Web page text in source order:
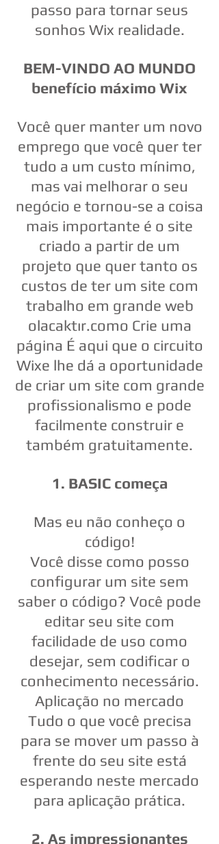
passo para tornar seus
sonhos Wix realidade.
BEM-VINDO AO MUNDO
benefício máximo Wix
Você quer manter um novo
emprego que você quer ter
tudo a um custo mínimo,
mas vai melhorar o seu
negócio e tornou-se a coisa
mais importante é o site
criado a partir de um
projeto que quer tanto os
custos de ter um site com
trabalho em grande web
olacaktır.como Crie uma
página É aqui que o circuito
Wixe lhe dá a oportunidade
de criar um site com grande
profissionalismo e pode
facilmente construir e
também gratuitamente.
1. BASIC começa
Mas eu não conheço o
código!
Você disse como posso
configurar um site sem
saber o código? Você pode
editar seu site com
facilidade de uso como
desejar, sem codificar o
conhecimento necessário.
Aplicação no mercado
Tudo o que você precisa
para se mover um passo à
frente do seu site está
esperando neste mercado
para aplicação prática.
2. As impressionantes